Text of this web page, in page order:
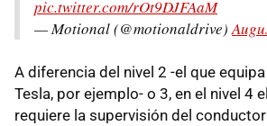
pic.twitter.com/rOt9DJFAaM
— Motional (@motionaldrive)
A diferencia del nivel 2 -el que
Tesla, por ejemplo- o 3, en el nivel 4
requiere la supervisión del